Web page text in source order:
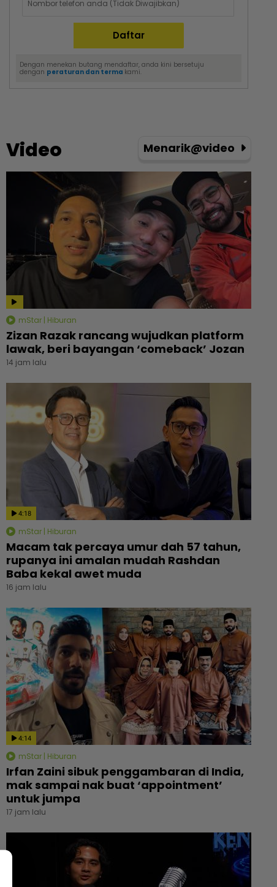
Dengan menekan butang mendaftar, anda kini bersetuju
dengan peraturan dan terma kami.
Video Menarik@video
mStar | Hiburan
Zizan Razak rancang wujudkan platform
lawak, beri bayangan ‘comeback’ Jozan
14 jam lalu
4:18
mStar | Hiburan
Macam tak percaya umur dah 57 tahun,
rupanya ini amalan mudah Rashdan
Baba kekal awet muda
16 jam lalu
4:14
mStar | Hiburan
Irfan Zaini sibuk penggambaran di India,
mak sampai nak buat ‘appointment’
untuk jumpa
17 jam lalu